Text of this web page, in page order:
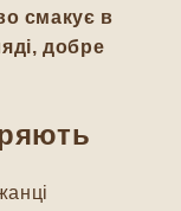
смакує в
добре